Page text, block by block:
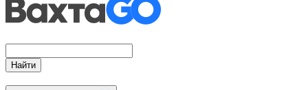
Найти